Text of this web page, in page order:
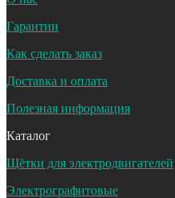
Гарантии
Как сделать заказ
Доставка и оплата
Полезная информация
Каталог
Щётки для электродвигателей
Электрографитовые